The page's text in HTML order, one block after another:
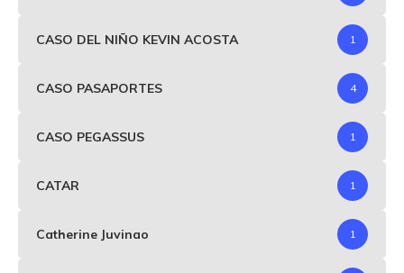
CASO DEL NIÑO KEVIN ACOSTA 1
CASO PASAPORTES 4
CASO PEGASSUS 1
CATAR 1
Catherine Juvinao 1